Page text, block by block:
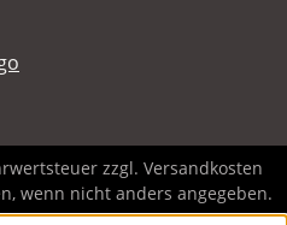
zzgl. Versandkosten
wenn nicht anders angegeben.